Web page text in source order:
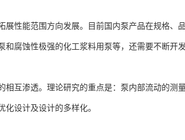
性能范围方向发展。目前国内泵产品在规格、
腐蚀性极强的化工浆料用泵等，还需要不断开发
互渗透。理论研究的重点是：泵内部流动的测
设计及设计的多样化。